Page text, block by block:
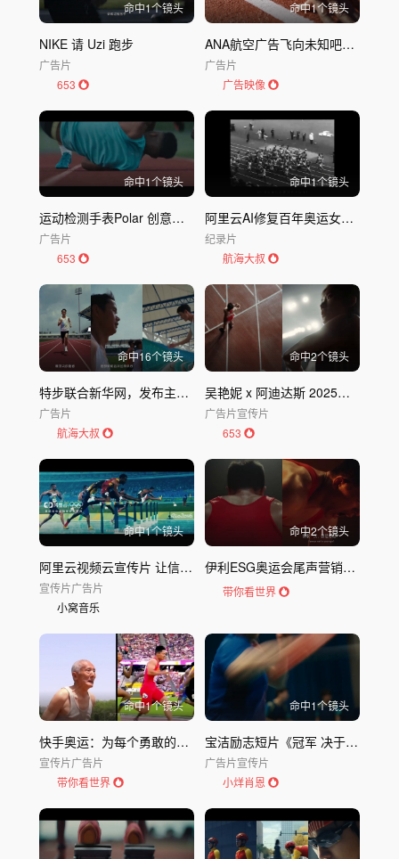
命中1个镜头
NIKE 请 Uzi 跑步
广告片
653
命中1个镜头
ANA航空广告飞向未知吧｜全日空 ANA
广告片
广告映像
命中1个镜头
运动检测手表Polar 创意广告 Firsts
广告片
653
命中1个镜头
阿里云AI修复百年奥运女性影像纪录片
纪录片
航海大叔
命中16个镜头
特步联合新华网，发布主题短片《没什么跑不过》
广告片
航海大叔
命中2个镜头
吴艳妮 x 阿迪达斯 2025三八妇女节 《你行的》
广告片宣传片
653
命中1个镜头
阿里云视频云宣传片 让信息分享变简单
宣传片广告片
小窝音乐
命中2个镜头
伊利ESG奥运会尾声营销：给热爱一个热吻
带你看世界
命中1个镜头
快手奥运：为每个勇敢的你我，奥力给！
宣传片广告片
带你看世界
命中1个镜头
宝洁励志短片《冠军 决于日常》
广告片宣传片
小烊肖恩